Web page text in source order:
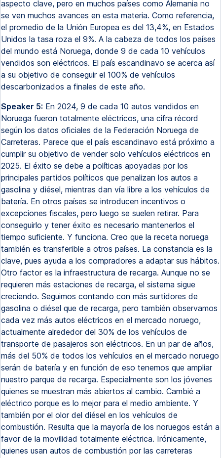
aspecto clave, pero en muchos países como Alemania no
se ven muchos avances en esta materia. Como referencia,
el promedio de la Unión Europea es del 13,4%, en Estados
Unidos la tasa roza el 9%. A la cabeza de todos los países
del mundo está Noruega, donde 9 de cada 10 vehículos
vendidos son eléctricos. El país escandinavo se acerca así
a su objetivo de conseguir el 100% de vehículos
descarbonizados a finales de este año.
Speaker 5: En 2024, 9 de cada 10 autos vendidos en
Noruega fueron totalmente eléctricos, una cifra récord
según los datos oficiales de la Federación Noruega de
Carreteras. Parece que el país escandinavo está próximo a
cumplir su objetivo de vender solo vehículos eléctricos en
2025. El éxito se debe a políticas apoyadas por los
principales partidos políticos que penalizan los autos a
gasolina y diésel, mientras dan vía libre a los vehículos de
batería. En otros países se introducen incentivos o
excepciones fiscales, pero luego se suelen retirar. Para
conseguirlo y tener éxito es necesario mantenerlos el
tiempo suficiente. Y funciona. Creo que la receta noruega
también es transferible a otros países. La constancia es la
clave, pues ayuda a los compradores a adaptar sus hábitos.
Otro factor es la infraestructura de recarga. Aunque no se
requieren más estaciones de recarga, el sistema sigue
creciendo. Seguimos contando con más surtidores de
gasolina o diésel que de recarga, pero también observamos
cada vez más autos eléctricos en el mercado noruego,
actualmente alrededor del 30% de los vehículos de
transporte de pasajeros son eléctricos. En un par de años,
más del 50% de todos los vehículos en el mercado noruego
serán de batería y en función de eso tenemos que ampliar
nuestro parque de recarga. Especialmente son los jóvenes
quienes se muestran más abiertos al cambio. Cambié a
eléctrico porque es lo mejor para el medio ambiente. Y
también por el olor del diésel en los vehículos de
combustión. Resulta que la mayoría de los noruegos están a
favor de la movilidad totalmente eléctrica. Irónicamente,
quienes usan autos de combustión por las carreteras